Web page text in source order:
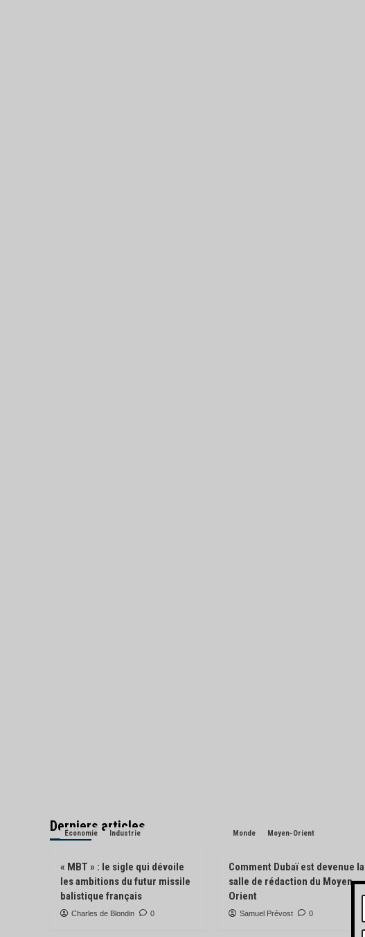
Derniers articles
Économie Industrie
« MBT » : le sigle qui dévoile
les ambitions du futur missile
balistique français
Charles de Blondin 0
Monde Moyen-Orient
Comment Dubaï est devenue la
salle de rédaction du Moyen-
Orient
Samuel Prévost 0